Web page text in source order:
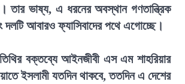
ভাষ্য, এ ধরনের অবস্থান গণতান্ত্রিক
দলটি আবারও ফ্যাসিবাদের পথে এগোচ্ছে।
বক্তব্যে আইনজীবী এস এম শাহরিয়ার
ইসলামী যতদিন থাকবে, ততদিন এ দেশের